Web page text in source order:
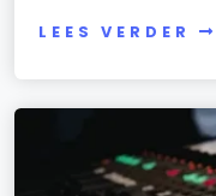
LEES VERDER